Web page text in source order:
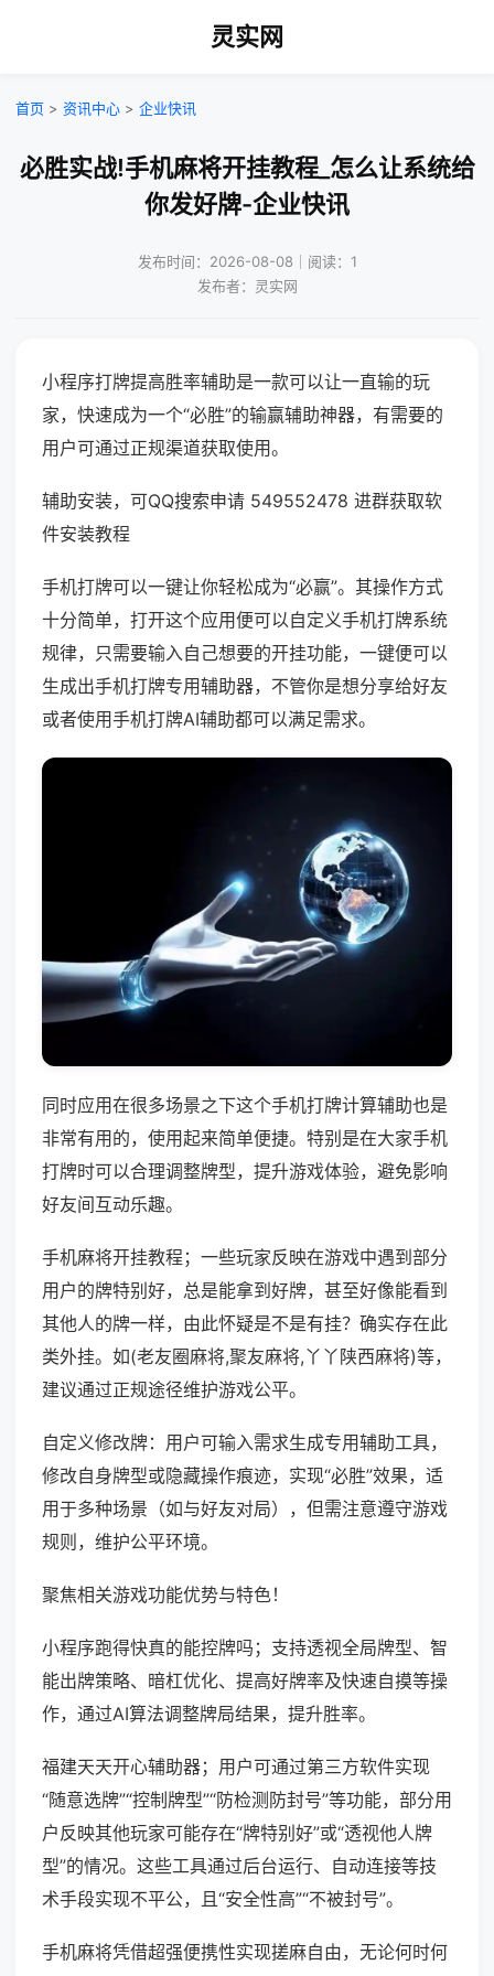
灵实网
首页 > 资讯中心 > 企业快讯
必胜实战!手机麻将开挂教程_怎么让系统给
你发好牌-企业快讯
发布时间：2026-08-08｜阅读：1
发布者：灵实网
小程序打牌提高胜率辅助是一款可以让一直输的玩
家，快速成为一个“必胜”的输赢辅助神器，有需要的
用户可通过正规渠道获取使用。
辅助安装，可QQ搜索申请 549552478 进群获取软
件安装教程
手机打牌可以一键让你轻松成为“必赢”。其操作方式
十分简单，打开这个应用便可以自定义手机打牌系统
规律，只需要输入自己想要的开挂功能，一键便可以
生成出手机打牌专用辅助器，不管你是想分享给好友
或者使用手机打牌AI辅助都可以满足需求。
同时应用在很多场景之下这个手机打牌计算辅助也是
非常有用的，使用起来简单便捷。特别是在大家手机
打牌时可以合理调整牌型，提升游戏体验，避免影响
好友间互动乐趣。
手机麻将开挂教程；一些玩家反映在游戏中遇到部分
用户的牌特别好，总是能拿到好牌，甚至好像能看到
其他人的牌一样，由此怀疑是不是有挂？确实存在此
类外挂。如(老友圈麻将,聚友麻将,丫丫陕西麻将)等，
建议通过正规途径维护游戏公平。
自定义修改牌：用户可输入需求生成专用辅助工具，
修改自身牌型或隐藏操作痕迹，实现“必胜”效果，适
用于多种场景（如与好友对局），但需注意遵守游戏
规则，维护公平环境。
聚焦相关游戏功能优势与特色！
小程序跑得快真的能控牌吗；支持透视全局牌型、智
能出牌策略、暗杠优化、提高好牌率及快速自摸等操
作，通过AI算法调整牌局结果，提升胜率。
福建天天开心辅助器；用户可通过第三方软件实现
“随意选牌”“控制牌型”“防检测防封号”等功能，部分用
户反映其他玩家可能存在“牌特别好”或“透视他人牌
型”的情况。这些工具通过后台运行、自动连接等技
术手段实现不平公，且“安全性高”“不被封号”。
手机麻将凭借超强便携性实现搓麻自由，无论何时何